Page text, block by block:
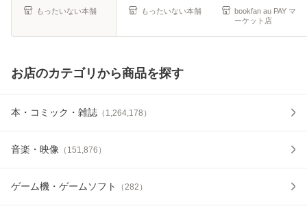
もったいない本舗 もったいない本舗
bookfan au PAY マ
ーケット店
お店のカテゴリから商品を探す
本・コミック・雑誌 （ 1,264,178 ）
音楽・映像 （ 151,876 ）
ゲーム機・ゲームソフト （282 ）